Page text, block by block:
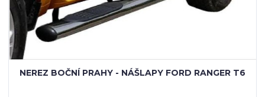
NEREZ BOČNÍ PRAHY - NÁŠLAPY FORD RANGER T6